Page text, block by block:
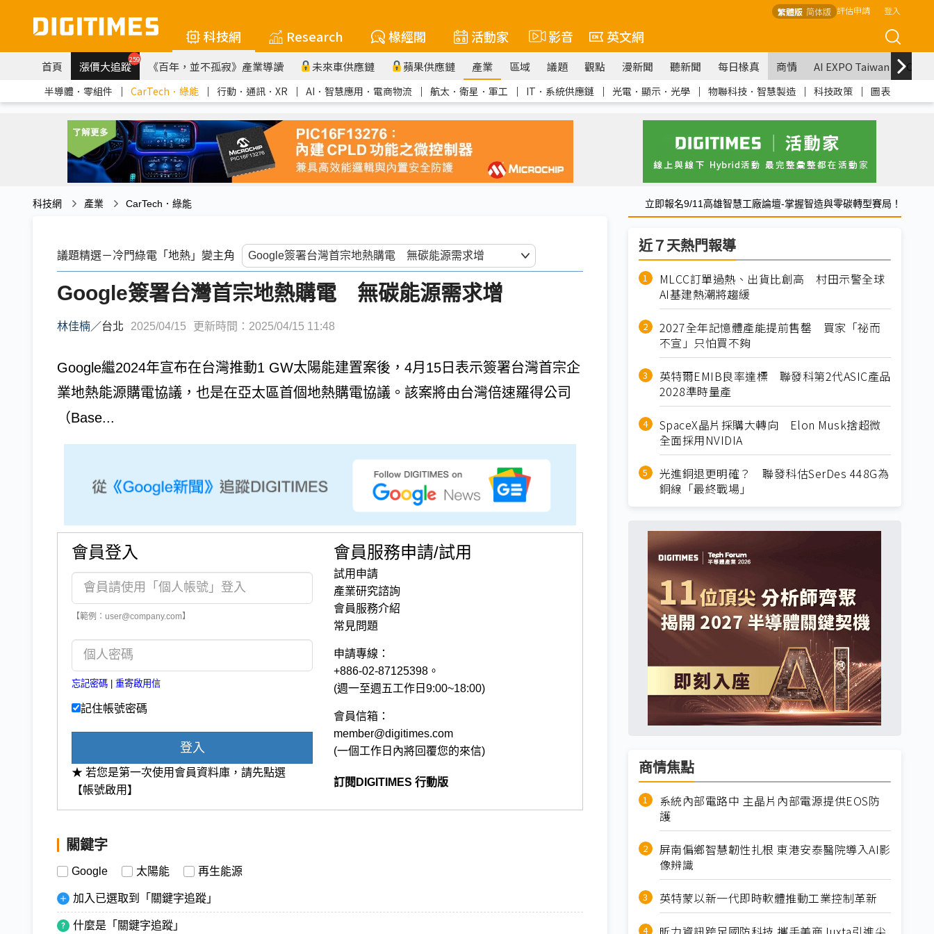
繁體版 简体版 評估申請 登入
科技網 Research 椽經閣 活動家 影音 英文網
首頁 漲價大追蹤259 《百年，並不孤寂》產業導讀 未來車供應鏈 蘋果供應鏈 產業 區域 議題 觀點 漫新聞 聽新聞 每日椽真 商情 AI EXPO Taiwan
半導體．零組件 ｜ CarTech．綠能 ｜ 行動．通訊．XR ｜ AI．智慧應用．電商物流 ｜ 航太．衛星．軍工 ｜ IT．系統供應鏈 ｜ 光電．顯示．光學 ｜ 物聯科技．智慧製造 ｜ 科技政策 ｜ 圖表
科技網 產業 CarTech．綠能 立即報名9/11高雄智慧工廠論壇-掌握智造與零碳轉型賽局！
議題精選－冷門綠電「地熱」變主角
Google簽署台灣首宗地熱購電 無碳能源需求增
林佳楠／台北 2025/04/15 更新時間：2025/04/15 11:48
Google繼2024年宣布在台灣推動1 GW太陽能建置案後，4月15日表示簽署台灣首宗企
業地熱能源購電協議，也是在亞太區首個地熱購電協議。該案將由台灣倍速羅得公司
（Base...
會員登入
【範例：user@company.com】
忘記密碼 重寄啟用信
記住帳號密碼
登入
★ 若您是第一次使用會員資料庫，請先點選
【帳號啟用】
會員服務申請/試用
試用申請
產業研究諮詢
會員服務介紹
常見問題
申請專線：
+886-02-87125398。
(週一至週五工作日9:00~18:00)
會員信箱：
member@digitimes.com
(一個工作日內將回覆您的來信)
訂閱DIGITIMES 行動版
關鍵字
Google 太陽能 再生能源
加入已選取到「關鍵字追蹤」
什麼是「關鍵字追蹤」
近７天熱門報導
MLCC訂單過熱、出貨比創高 村田示警全球
AI基建熱潮將趨緩
2027全年記憶體產能提前售罄 買家「祕而
不宣」只怕買不夠
英特爾EMIB良率達標 聯發科第2代ASIC產品
2028準時量產
SpaceX晶片採購大轉向 Elon Musk捨超微
全面採用NVIDIA
光進銅退更明確？ 聯發科估SerDes 448G為
銅線「最終戰場」
商情焦點
系統內部電路中 主晶片內部電源提供EOS防
護
屏南偏鄉智慧韌性扎根 東港安泰醫院導入AI影
像辨識
英特蒙以新一代即時軟體推動工業控制革新